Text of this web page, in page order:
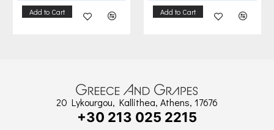
Add to Cart Add to Cart
20 Lykourgou, Kallithea, Athens, 17676
+30 213 025 2215